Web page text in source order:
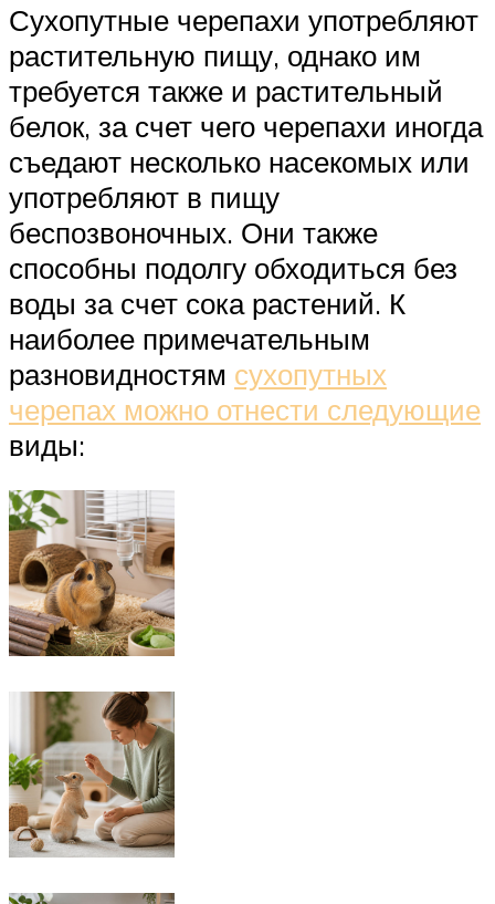
Сухопутные черепахи употребляют
растительную пищу, однако им
требуется также и растительный
белок, за счет чего черепахи иногда
съедают несколько насекомых или
употребляют в пищу
беспозвоночных. Они также
способны подолгу обходиться без
воды за счет сока растений. К
наиболее примечательным
разновидностям сухопутных
черепах можно отнести следующие
виды: